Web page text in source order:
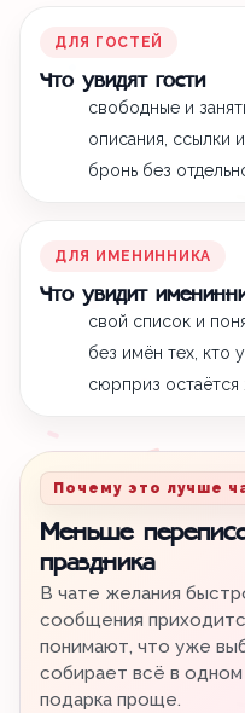
ДЛЯ ГОСТЕЙ
Что увидят гости
свободные и
описания, ссылки
бронь без
ДЛЯ ИМЕНИННИКА
Что увидит
свой список и
без имён тех, кто
сюрприз
Почему это лучше
Меньше
праздника
В чате желания
сообщения
понимают, что уже
собирает всё в
подарка проще.